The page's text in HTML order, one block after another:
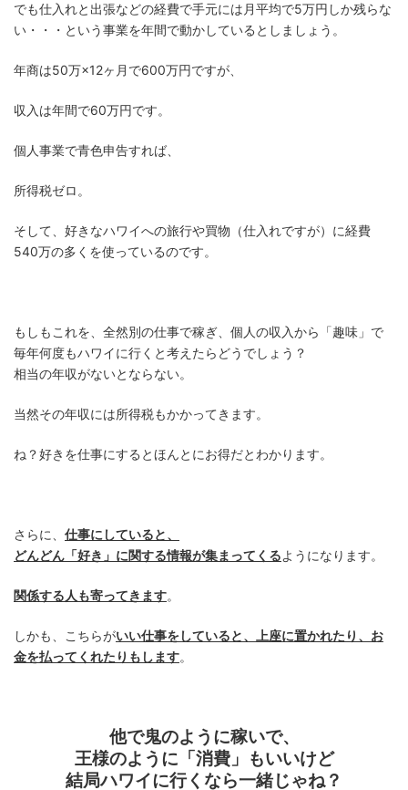
でも仕入れと出張などの経費で手元には月平均で5万円しか残らな
い・・・という事業を年間で動かしているとしましょう。
年商は50万×12ヶ月で600万円ですが、
収入は年間で60万円です。
個人事業で青色申告すれば、
所得税ゼロ。
そして、好きなハワイへの旅行や買物（仕入れですが）に経費
540万の多くを使っているのです。
もしもこれを、全然別の仕事で稼ぎ、個人の収入から「趣味」で
毎年何度もハワイに行くと考えたらどうでしょう？
相当の年収がないとならない。
当然その年収には所得税もかかってきます。
ね？好きを仕事にするとほんとにお得だとわかります。
さらに、 仕事にしていると、
どんどん「好き」に関する情報が集まってくるようになります。
関係する人も寄ってきます。
しかも、こちらがいい仕事をしていると、上座に置かれたり、お
金を払ってくれたりもします。
他で鬼のように稼いで、
王様のように「消費」もいいけど
結局ハワイに行くなら一緒じゃね？